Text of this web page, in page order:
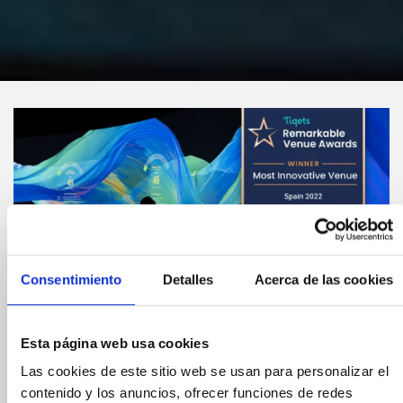
Consentimiento Detalles Acerca de las cookies
Esta página web usa cookies
Las cookies de este sitio web se usan para personalizar el
contenido y los anuncios, ofrecer funciones de redes